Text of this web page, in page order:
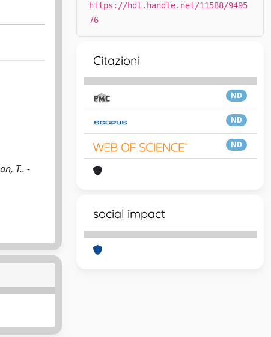
T.. -
https://hdl.handle.net/11588/9495
76
Citazioni
ND
ND
ND
social impact